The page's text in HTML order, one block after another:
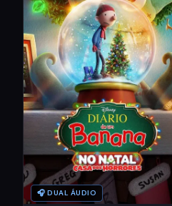
🎧 DUAL ÁUDIO